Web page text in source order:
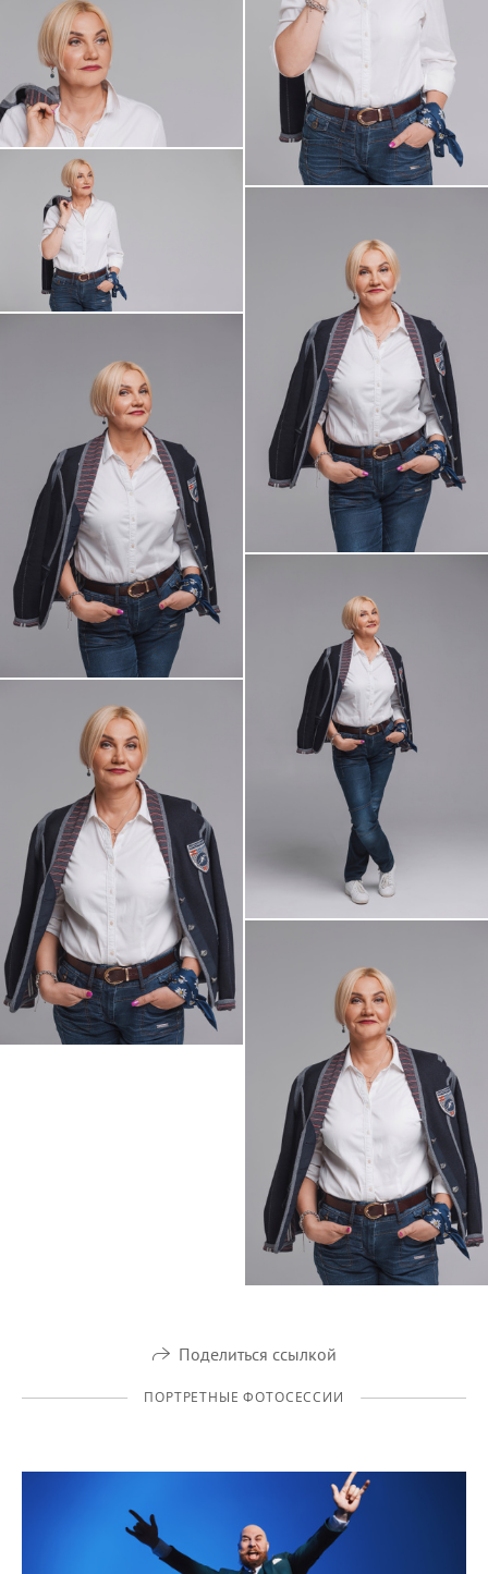
Поделиться ссылкой
ПОРТРЕТНЫЕ ФОТОСЕССИИ